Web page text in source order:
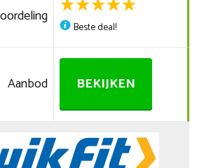
Beste deal!
Aanbod BEKIJKEN